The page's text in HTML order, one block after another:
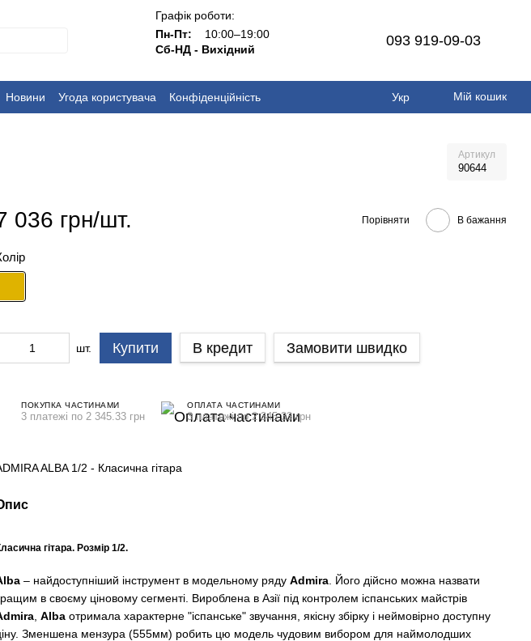
Графік роботи:
Пн-Пт: 10:00–19:00
Сб-НД - Вихідний
093 919-09-03
Новини Угода користувача Конфіденційність Укр Мій кошик
Артикул
90644
036 грн/шт. Порівняти В бажання
шт. Купити В кредит Замовити швидко
ПОКУПКА ЧАСТИНАМИ
3 платежі по 2 345.33 грн
ОПЛАТА ЧАСТИНАМИ
3 платежі по 2 345.33 грн
ALBA 1/2 - Класична гітара
гітара. Розмір 1/2.
– найдоступніший інструмент в модельному ряду Admira . Його дійсно можна назвати
в своєму ціновому сегменті. Вироблена в Азії під контролем іспанських майстрів
Alba отримала характерне "іспанське" звучання, якісну збірку і неймовірно доступну
Зменшена мензура (555мм) робить цю модель чудовим вибором для наймолодших